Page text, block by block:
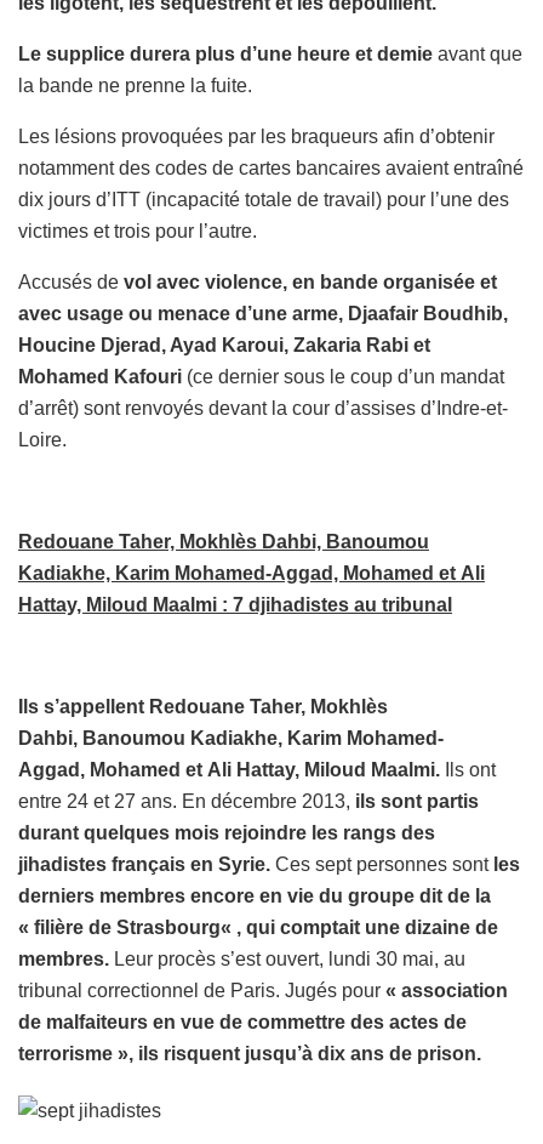
Le supplice durera plus d’une heure et demie avant que
la bande ne prenne la fuite.
Les lésions provoquées par les braqueurs afin d’obtenir
notamment des codes de cartes bancaires avaient entraîné
dix jours d’ITT (incapacité totale de travail) pour l’une des
victimes et trois pour l’autre.
Accusés de vol avec violence, en bande organisée et
avec usage ou menace d’une arme, Djaafair Boudhib,
Houcine Djerad, Ayad Karoui, Zakaria Rabi et
Mohamed Kafouri (ce dernier sous le coup d’un mandat
d’arrêt) sont renvoyés devant la cour d’assises d’Indre-et-
Loire.
Redouane Taher, Mokhlès Dahbi, Banoumou
Kadiakhe, Karim Mohamed-Aggad, Mohamed et Ali
Hattay, Miloud Maalmi : 7 djihadistes au tribunal
Ils s’appellent Redouane Taher, Mokhlès
Dahbi, Banoumou Kadiakhe, Karim Mohamed-
Aggad, Mohamed et Ali Hattay, Miloud Maalmi. Ils ont
entre 24 et 27 ans. En décembre 2013, ils sont partis
durant quelques mois rejoindre les rangs des
jihadistes français en Syrie. Ces sept personnes sontles
derniers membres encore en vie du groupe dit de la
« filière de Strasbourg« , qui comptait une dizaine de
membres. Leur procès s’est ouvert, lundi 30 mai, au
tribunal correctionnel de Paris. Jugés pour « association
de malfaiteurs en vue de commettre des actes de
terrorisme », ils risquent jusqu’à dix ans de prison.